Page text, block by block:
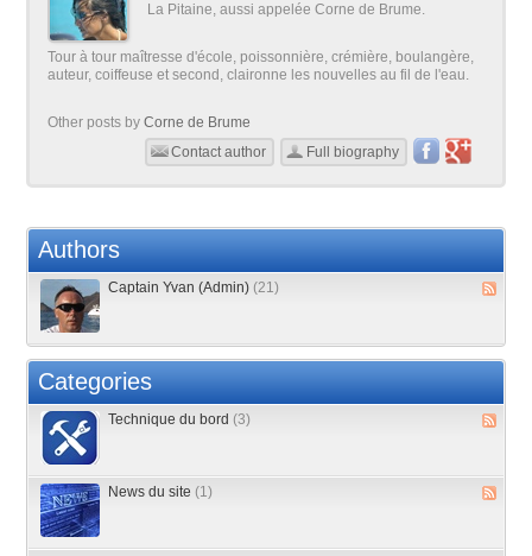
La Pitaine, aussi appelée Corne de Brume.
Tour à tour maîtresse d'école, poissonnière, crémière, boulangère,
auteur, coiffeuse et second, claironne les nouvelles au fil de l'eau.
Other posts byCorne de Brume
Contact author
Full biography
Authors
Captain Yvan (Admin) (21)
Categories
Technique du bord (3)
News du site (1)